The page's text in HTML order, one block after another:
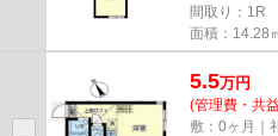
間取り：1R
面積：14.28
5.5万円
(管理費・共
敷：0ヶ月｜